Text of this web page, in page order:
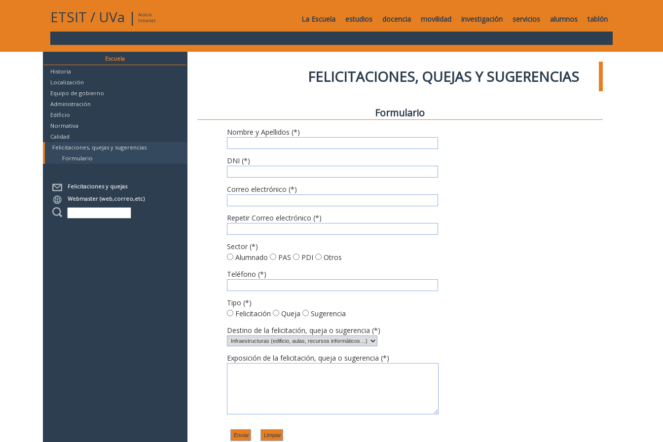
ETSIT / UVa |
Acceso
Intranet
La Escuela estudios docencia movilidad investigación servicios alumnos tablón
Escuela
Historia
Localización
Equipo de gobierno
Administración
Edificio
Normativa
Calidad
Felicitaciones, quejas y sugerencias
Formulario
Felicitaciones y quejas
Webmaster (web,correo,etc)
FELICITACIONES, QUEJAS Y SUGERENCIAS
Formulario
Nombre y Apellidos (*)
DNI (*)
Correo electrónico (*)
Repetir Correo electrónico (*)
Sector (*)
Alumnado
PAS PDI
Otros
Teléfono (*)
Tipo (*)
Felicitación
Queja
Sugerencia
Destino de la felicitación, queja o sugerencia (*)
Exposición de la felicitación, queja o sugerencia (*)